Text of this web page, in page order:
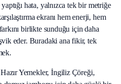
hata, yalnızca tek bir metriğe
ekranı hem enerji, hem
birlikte sunduğu için daha
eder. Buradaki ana fikir, tek
Yemekler, İngiliz Çöreği,